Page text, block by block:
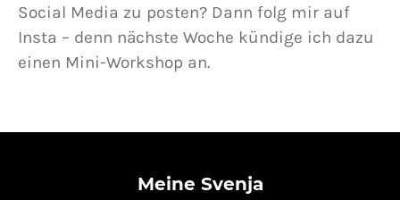
Social Media zu posten? Dann folg mir auf
Insta – denn nächste Woche kündige ich dazu
einen Mini-Workshop an.
Meine Svenja